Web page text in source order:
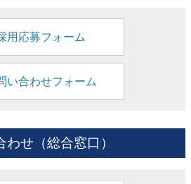
用応募フォーム
い合わせフォーム
せ（総合窓口）